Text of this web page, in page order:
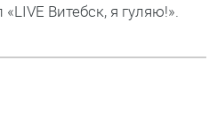
Витебск, я гуляю!».